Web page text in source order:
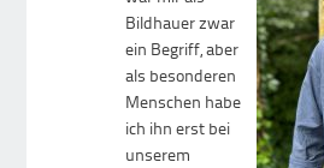
Bildhauer zwar
ein Begriff, aber
als besonderen
Menschen habe
ich ihn erst bei
unserem